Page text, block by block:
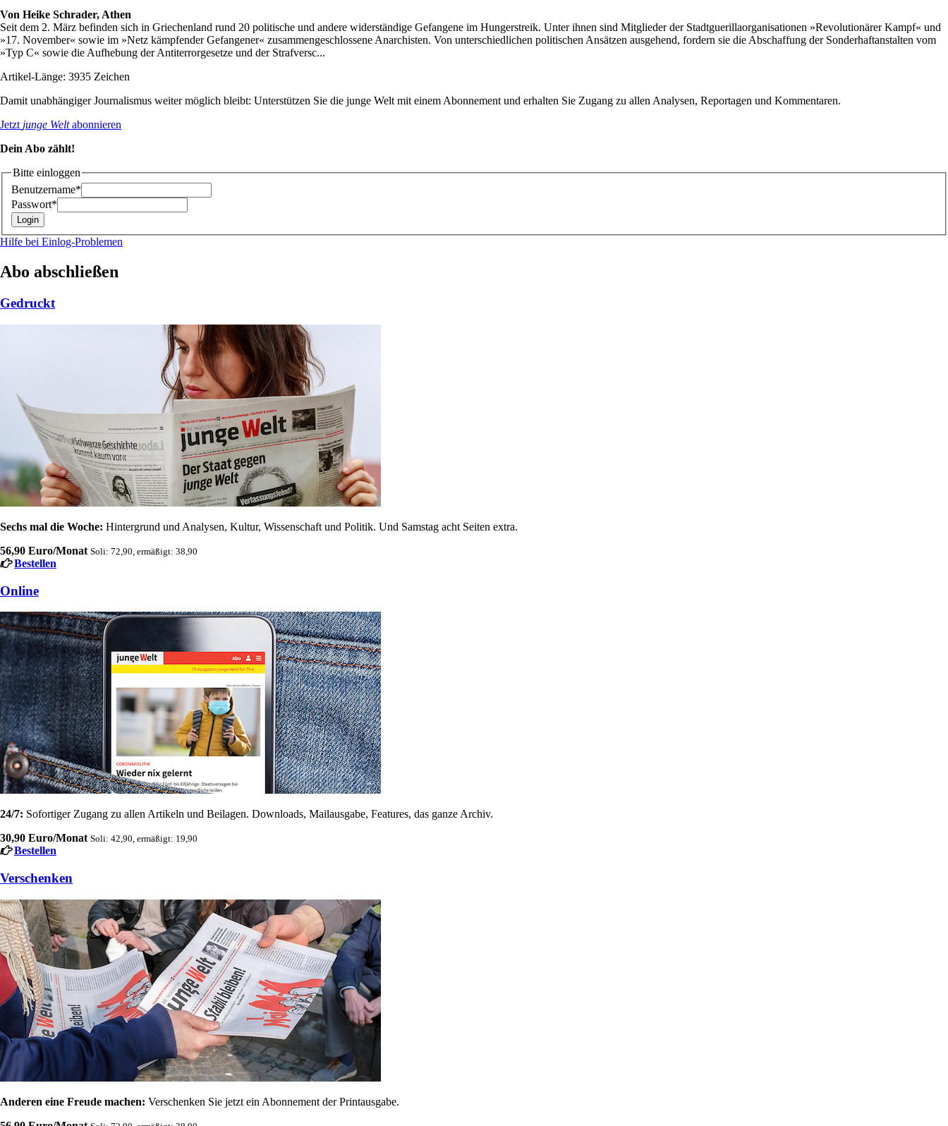
Von Heike Schrader, Athen
Seit dem 2. März befinden sich in Griechenland rund 20 politische und andere widerständige Gefangene im Hungerstreik. Unter ihnen sind Mitglieder der Stadtguerillaorganisationen »Revolutionärer Kampf« und
»17. November« sowie im »Netz kämpfender Gefangener« zusammengeschlossene Anarchisten. Von unterschiedlichen politischen Ansätzen ausgehend, fordern sie die Abschaffung der Sonderhaftanstalten vom
»Typ C« sowie die Aufhebung der Antiterrorgesetze und der Strafversc...
Artikel-Länge: 3935 Zeichen
Damit unabhängiger Journalismus weiter möglich bleibt: Unterstützen Sie die junge Welt mit einem Abonnement und erhalten Sie Zugang zu allen Analysen, Reportagen und Kommentaren.
Jetzt junge Weltabonnieren
Dein Abo zählt!
Bitte einloggen
Benutzername*
Passwort*
Hilfe bei Einlog-Problemen
Abo abschließen
Gedruckt
Sechs mal die Woche: Hintergrund und Analysen, Kultur, Wissenschaft und Politik. Und Samstag acht Seiten extra.
56,90 Euro/Monat Soli: 72,90, ermäßigt: 38,90
Bestellen
Online
24/7: Sofortiger Zugang zu allen Artikeln und Beilagen. Downloads, Mailausgabe, Features, das ganze Archiv.
30,90 Euro/Monat Soli: 42,90, ermäßigt: 19,90
Bestellen
Verschenken
Anderen eine Freude machen: Verschenken Sie jetzt ein Abonnement der Printausgabe.